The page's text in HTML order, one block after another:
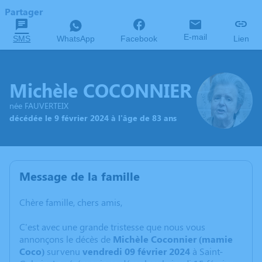
Partager
SMS WhatsApp Facebook E-mail Lien
Michèle COCONNIER
née FAUVERTEIX
décédée le 9 février 2024 à l'âge de 83 ans
Message de la famille
Chère famille, chers amis,
C'est avec une grande tristesse que nous vous
annonçons le décès de Michèle Coconnier (mamie
Coco) survenu vendredi 09 février 2024 à Saint-